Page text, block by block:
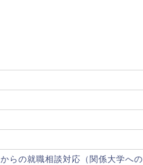
らの就職相談対応（関係大学への